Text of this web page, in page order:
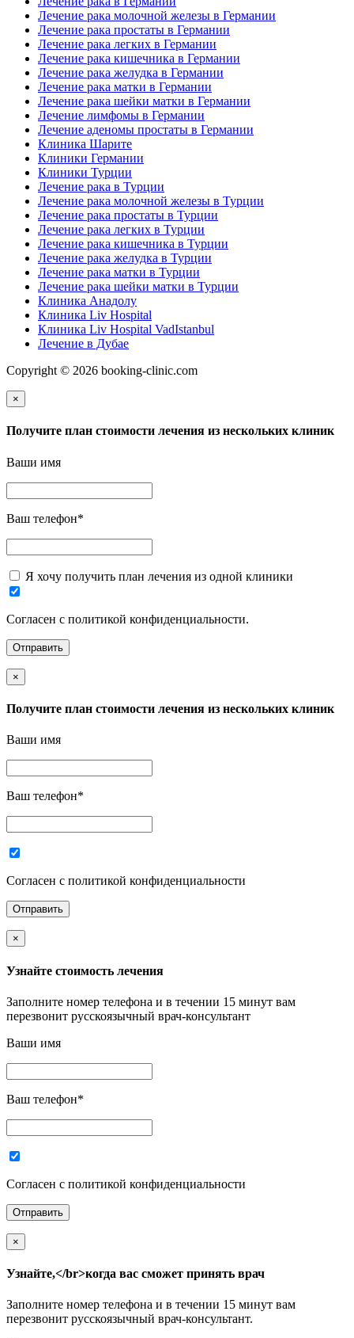
Лечение рака молочной железы в Германии
Лечение рака простаты в Германии
Лечение рака легких в Германии
Лечение рака кишечника в Германии
Лечение рака желудка в Германии
Лечение рака матки в Германии
Лечение рака шейки матки в Германии
Лечение лимфомы в Германии
Лечение аденомы простаты в Германии
Клиника Шарите
Клиники Германии
Клиники Турции
Лечение рака в Турции
Лечение рака молочной железы в Турции
Лечение рака простаты в Турции
Лечение рака легких в Турции
Лечение рака кишечника в Турции
Лечение рака желудка в Турции
Лечение рака матки в Турции
Лечение рака шейки матки в Турции
Клиника Анадолу
Клиника Liv Hospital
Клиника Liv Hospital VadIstanbul
Лечение в Дубае
Copyright © 2026 booking-clinic.com
×
Получите план стоимости лечения из нескольких клиник
Ваши имя
Ваш телефон*
Я хочу получить план лечения из одной клиники
Согласен с политикой конфиденциальности.
×
Получите план стоимости лечения из нескольких клиник
Ваши имя
Ваш телефон*
Согласен с политикой конфиденциальности
×
Узнайте стоимость лечения
Заполните номер телефона и в течении 15 минут вам
перезвонит русскоязычный врач-консультант
Ваши имя
Ваш телефон*
Согласен с политикой конфиденциальности
×
Узнайте,</br>когда вас сможет принять врач
Заполните номер телефона и в течении 15 минут вам
перезвонит русскоязычный врач-консультант.